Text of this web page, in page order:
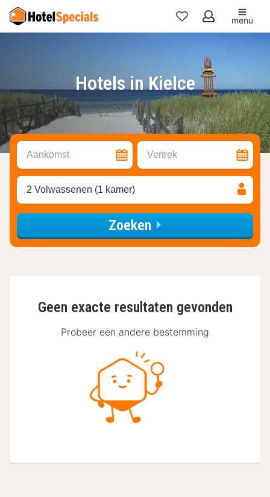
Mijn
menu
Hotels in Kielce
Aankomst Vertrek
2 Volwassenen (1 kamer)
Zoeken
Geen exacte resultaten gevonden
Probeer een andere bestemming